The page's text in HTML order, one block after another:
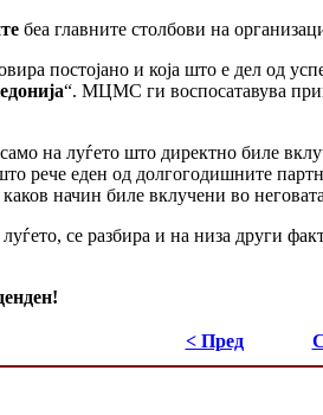
беа главните столбови на
постојано и која што е дел од
“. МЦМС ги воспосатавува
на луѓето што директно биле
рече еден од долгогодишните
начин биле вклучени во
се разбира и на низа други
< Пред